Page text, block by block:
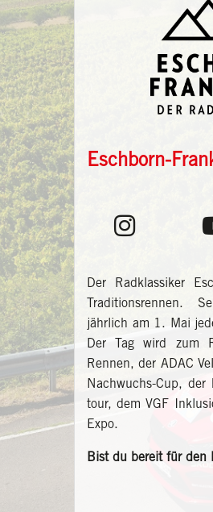
Eschborn-
Der Radklassiker
Traditionsrennen.
jährlich am 1. Mai
Der Tag wird zum
Rennen, der ADAC
Nachwuchs-Cup,
tour, dem VGF
Expo.
Bist du bereit für den